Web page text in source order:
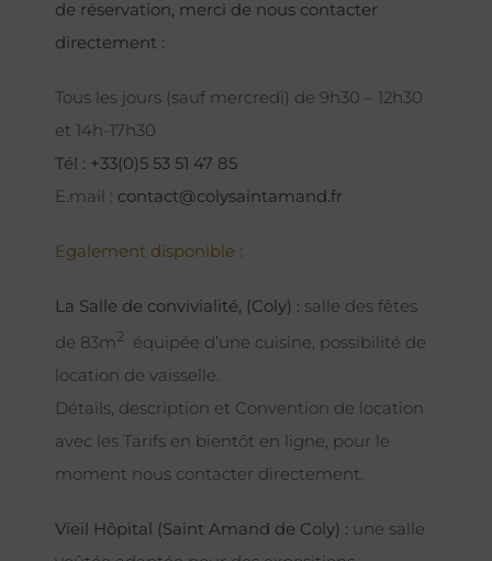
de réservation, merci de nous contacter
directement :
Tous les jours (sauf mercredi) de 9h30 – 12h30
et 14h-17h30
Tél : +33(0)5 53 51 47 85
E.mail : contact@colysaintamand.fr
Egalement disponible :
La Salle de convivialité, (Coly) : salle des fêtes
de 83m2 équipée d’une cuisine, possibilité de
location de vaisselle.
Détails, description et Convention de location
avec les Tarifs en bientôt en ligne, pour le
moment nous contacter directement.
Vieil Hôpital (Saint Amand de Coly) : une salle